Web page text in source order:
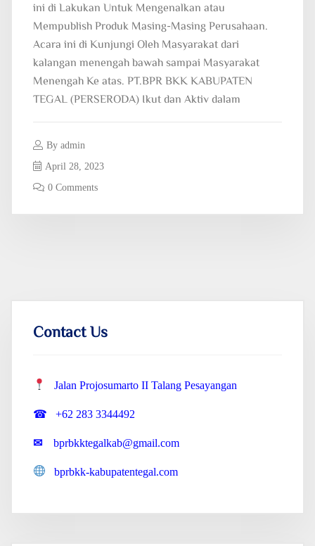
ini di Lakukan Untuk Mengenalkan atau
Mempublish Produk Masing-Masing Perusahaan.
Acara ini di Kunjungi Oleh Masyarakat dari
kalangan menengah bawah sampai Masyarakat
Menengah Ke atas. PT.BPR BKK KABUPATEN
TEGAL (PERSERODA) Ikut dan Aktiv dalam
By admin
April 28, 2023
0 Comments
Contact Us
Jalan Projosumarto II Talang Pesayangan
☎ +62 283 3344492
✉ bprbkktegalkab@gmail.com
bprbkk-kabupatentegal.com